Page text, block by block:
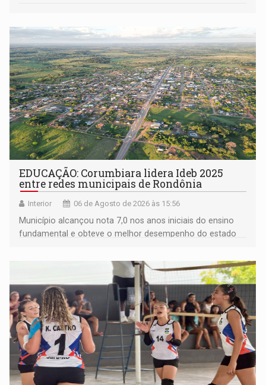
EDUCAÇÃO: Corumbiara lidera Ideb 2025
entre redes municipais de Rondônia
Interior 06 de Agosto de 2026 às 15:56
Município alcançou nota 7,0 nos anos iniciais do ensino
fundamental e obteve o melhor desempenho do estado